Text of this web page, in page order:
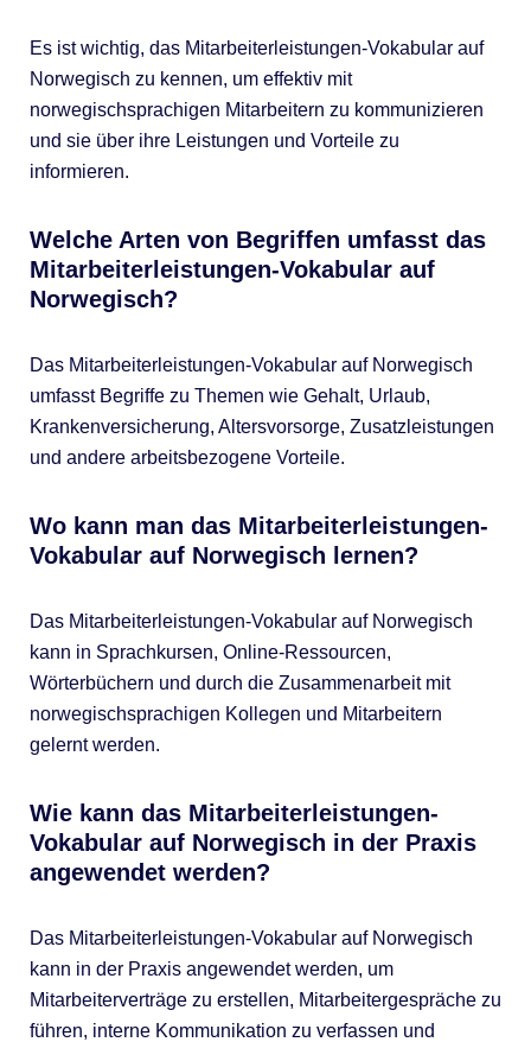
Es ist wichtig, das Mitarbeiterleistungen-Vokabular auf
Norwegisch zu kennen, um effektiv mit
norwegischsprachigen Mitarbeitern zu kommunizieren
und sie über ihre Leistungen und Vorteile zu
informieren.
Welche Arten von Begriffen umfasst das
Mitarbeiterleistungen-Vokabular auf
Norwegisch?
Das Mitarbeiterleistungen-Vokabular auf Norwegisch
umfasst Begriffe zu Themen wie Gehalt, Urlaub,
Krankenversicherung, Altersvorsorge, Zusatzleistungen
und andere arbeitsbezogene Vorteile.
Wo kann man das Mitarbeiterleistungen-
Vokabular auf Norwegisch lernen?
Das Mitarbeiterleistungen-Vokabular auf Norwegisch
kann in Sprachkursen, Online-Ressourcen,
Wörterbüchern und durch die Zusammenarbeit mit
norwegischsprachigen Kollegen und Mitarbeitern
gelernt werden.
Wie kann das Mitarbeiterleistungen-
Vokabular auf Norwegisch in der Praxis
angewendet werden?
Das Mitarbeiterleistungen-Vokabular auf Norwegisch
kann in der Praxis angewendet werden, um
Mitarbeiterverträge zu erstellen, Mitarbeitergespräche zu
führen, interne Kommunikation zu verfassen und